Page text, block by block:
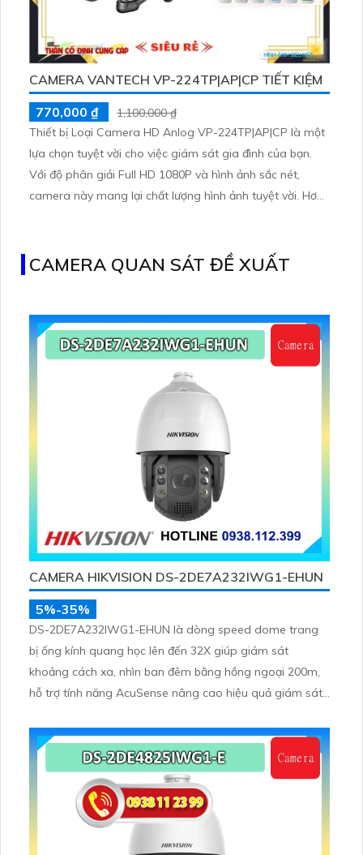
CAMERA VANTECH VP-224TP|AP|CP TIẾT KIỆM
770,000 ₫
1,100,000 ₫
Thiết bị Loại Camera HD Anlog VP-224TP|AP|CP là một
lựa chọn tuyệt vời cho việc giám sát gia đình của bạn.
Với độ phân giải Full HD 1080P và hình ảnh sắc nét,
camera này mang lại chất lượng hình ảnh tuyệt vời. Hơn
CAMERA QUAN SÁT ĐỀ XUẤT
CAMERA HIKVISION DS-2DE7A232IWG1-EHUN
5%-35%
DS-2DE7A232IWG1-EHUN là dòng speed dome trang
bị ống kính quang học lên đến 32X giúp giám sát
khoảng cách xa, nhìn ban đêm bằng hồng ngoại 200m,
hỗ trợ tính năng AcuSense nâng cao hiệu quả giám sát
learning